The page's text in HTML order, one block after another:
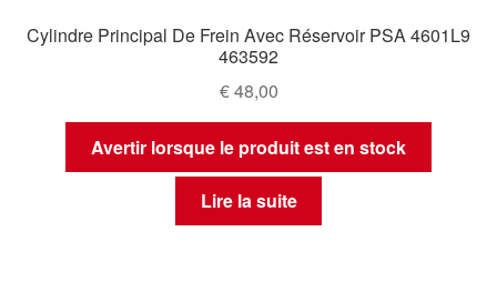
Cylindre Principal De Frein Avec Réservoir PSA 4601L9
463592
€48,00
Avertir lorsque le produit est en stock
Lire la suite